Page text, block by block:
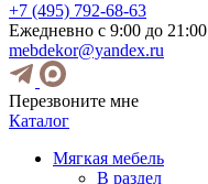
+7 (495) 792-68-63
Ежедневно с 9:00 до 21:00
mebdekor@yandex.ru
Перезвоните мне
Каталог
Мягкая мебель
В раздел